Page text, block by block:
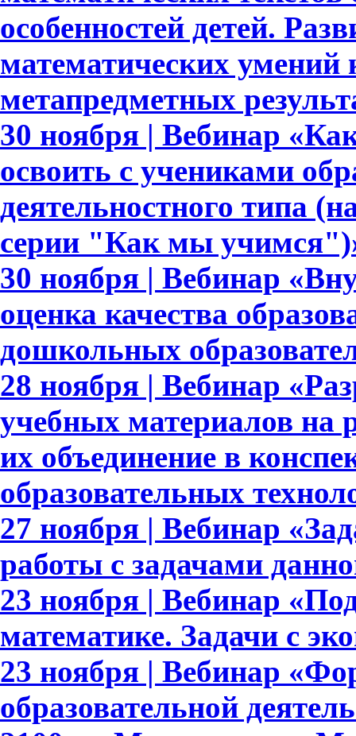
особенностей детей.
математических умений
метапредметных
30 ноября | Вебинар
освоить с учениками
деятельностного типа
серии "Как мы
30 ноября | Вебинар
оценка качества
дошкольных
28 ноября | Вебинар
учебных материалов на
их объединение в
образовательных
27 ноября | Вебинар
работы с задачами
23 ноября | Вебинар
математике. Задачи с
23 ноября | Вебинар
образовательной